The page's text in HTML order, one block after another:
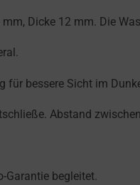
Dicke 12 mm. Die
für bessere Sicht im
Abstand
Garantie begleitet.